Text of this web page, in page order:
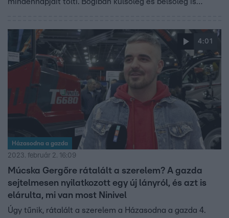
ismerkedik.
4:01
Házasodna a gazda
2023. február 2. 16:09
Múcska Gergőre rátalált a szerelem? A gazda
sejtelmesen nyilatkozott egy új lányról, és azt is
elárulta, mi van most Ninivel
Úgy tűnik, rátalált a szerelem a Házasodna a gazda 4.